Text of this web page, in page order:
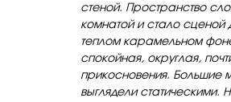
стеной. Пространство
комнатой и стало сценой
теплом карамельном
спокойная, округлая,
прикосновения. Большие
выглядели статическими.